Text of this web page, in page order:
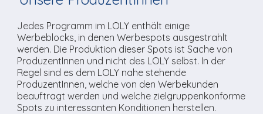
ImmoCorner
Links
LOLY-Shop
Flos Chuchichäschtli
Unsere ProduzentInnen
Weg zum Studio
Jedes Programm im LOLY enthält einige
Werbeblocks, in denen Werbespots ausgestrahlt
werden. Die Produktion dieser Spots ist Sache von
ProduzentInnen und nicht des LOLY selbst. In der
Regel sind es dem LOLY nahe stehende
ProduzentInnen, welche von den Werbekunden
beauftragt werden und welche zielgruppenkonforme
Spots zu interessanten Konditionen herstellen.